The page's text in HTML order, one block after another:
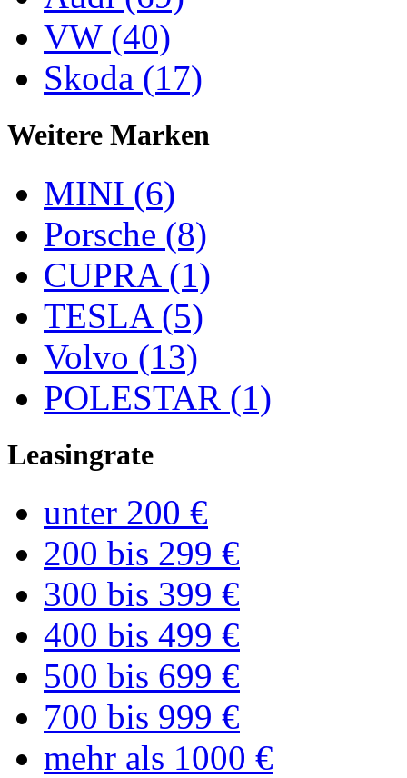
VW (40)
Skoda (17)
Weitere Marken
MINI (6)
Porsche (8)
CUPRA (1)
TESLA (5)
Volvo (13)
POLESTAR (1)
Leasingrate
unter 200 €
200 bis 299 €
300 bis 399 €
400 bis 499 €
500 bis 699 €
700 bis 999 €
mehr als 1000 €